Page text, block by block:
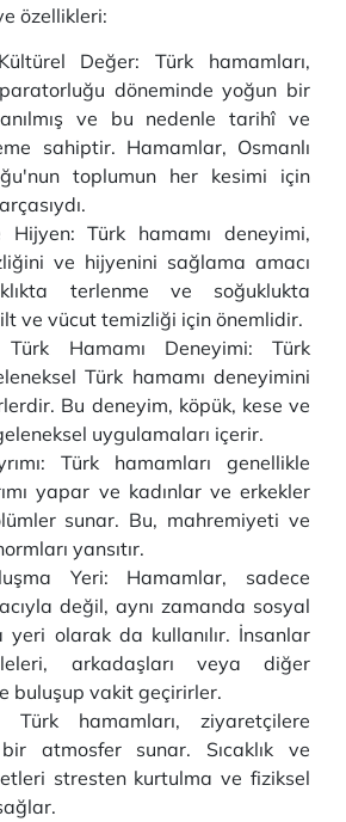
özellikleri:
Değer: Türk hamamları,
döneminde yoğun bir
ve bu nedenle tarihî ve
sahiptir. Hamamlar, Osmanlı
toplumun her kesimi için
Hijyen: Türk hamamı deneyimi,
ve hijyenini sağlama amacı
terlenme ve soğuklukta
ve vücut temizliği için önemlidir.
Türk Hamamı Deneyimi: Türk
Türk hamamı deneyimini
Bu deneyim, köpük, kese ve
uygulamaları içerir.
Türk hamamları genellikle
yapar ve kadınlar ve erkekler
sunar. Bu, mahremiyeti ve
yansıtır.
Yeri: Hamamlar, sadece
değil, aynı zamanda sosyal
yeri olarak da kullanılır. İnsanlar
arkadaşları veya diğer
buluşup vakit geçirirler.
Türk hamamları, ziyaretçilere
bir atmosfer sunar. Sıcaklık ve
stresten kurtulma ve fiziksel